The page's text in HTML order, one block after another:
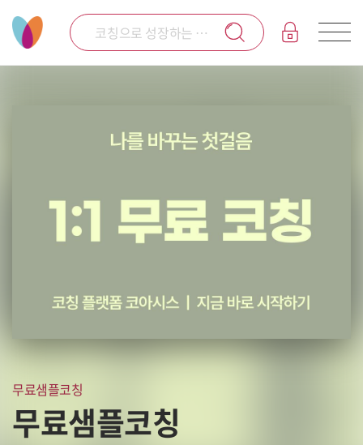
코칭으로 성장하는 코칭 전문 플랫폼 코아시스입니다.
무료샘플코칭
무료샘플코칭